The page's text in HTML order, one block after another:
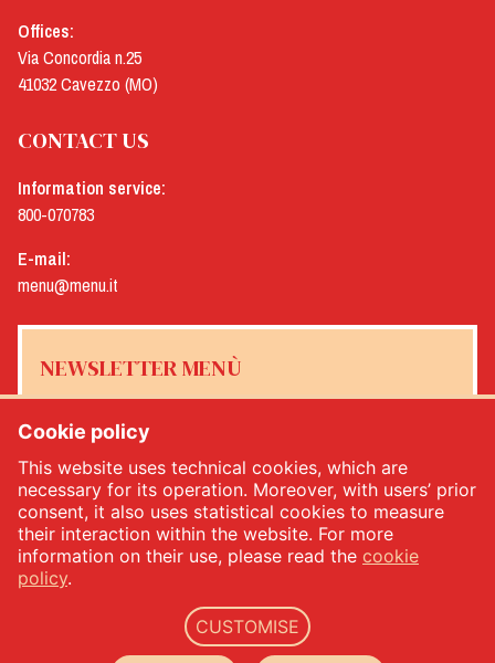
Offices:
Via Concordia n.25
41032 Cavezzo (MO)
CONTACT US
Information service:
800-070783
E-mail:
menu@menu.it
NEWSLETTER MENÙ
Yes, I would like to receive the Menù newsletter*
SUBSCRIBE
Menù srl - Dal 1932 Produttori Specialità Alimentari - PIVA: IT00333120368 - Economic
Cookie policy
This website uses technical cookies, which are
necessary for its operation. Moreover, with users’ prior
consent, it also uses statistical cookies to measure
their interaction within the website. For more
information on their use, please read the cookie
policy.
CUSTOMISE